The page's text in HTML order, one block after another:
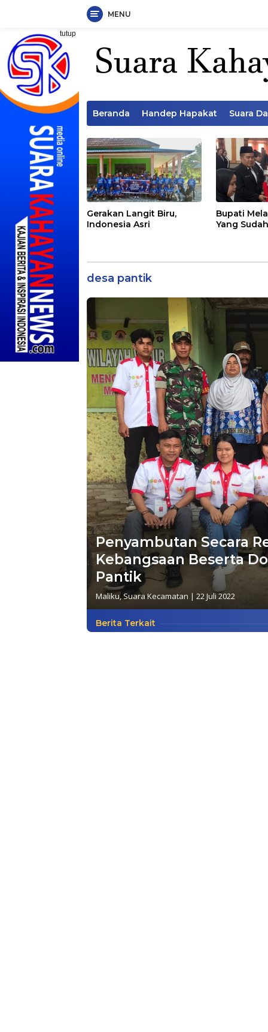
Langsung
konten
MENU
tutup
Beranda Handep Hapakat Suara
Gerakan Langit Biru,
Indonesia Asri
Bupati
Yang
desa pantik
Penyambutan Secara
Kebangsaan Beserta
Pantik
Maliku,Suara Kecamatan | 22 Juli 2022
Berita Terkait